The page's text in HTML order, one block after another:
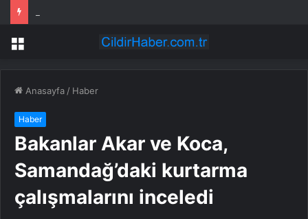
Menü
Anasayfa / Haber
Haber
Bakanlar Akar ve Koca,
Samandağ’daki kurtarma
çalışmalarını inceledi